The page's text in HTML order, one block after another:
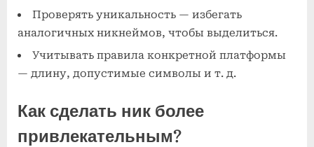
Проверять уникальность — избегать
аналогичных никнеймов, чтобы выделиться.
Учитывать правила конкретной платформы
— длину, допустимые символы и т. д.
Как сделать ник более
привлекательным?